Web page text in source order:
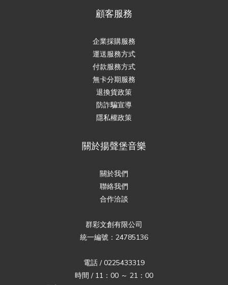
顧客服務
企業採購服務
運送服務方式
付款服務方式
無卡分期服務
退換貨政策
防詐騙宣導
隱私權政策
關於揚聲堡音樂
關於我們
聯絡我們
合作洽談
群彩文創有限公司
統一編號：24785136
電話 / 0225433319
時間 / 11：00 ～ 21：00